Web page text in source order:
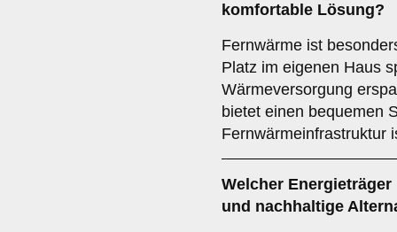
komfortable Lösung?
Fernwärme ist
Platz im eigenen Haus
Wärmeversorgung
bietet einen bequemen
Fernwärmeinfrastruktur
Welcher Energieträger
und nachhaltige